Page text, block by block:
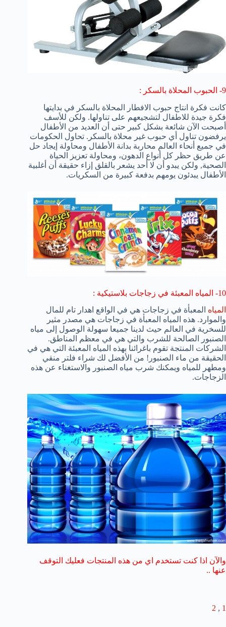
9- الحبوب المحلاة بالسكر :
كانت فكرة انتاج حبوب الافطار المحلاة بالسكر في بدايتها
فكرة جيدة للاطفال لتشجيعهم على تناولها. ولكن للأسف
أصبحت الآن شائعة بشكل كبير حتى أن العديد من الأطفال
يرفضون تناول أي حبوب غير محلاة بالسكر. تحاول الحكومات
في جميع أنحاء العالم محاربة بدانة الأطفال ومحاولة إيجاد حل
عن طريق حظر كل أنواع الدهون، ومحاولة تعزيز الحياة
الصحية, ولكن يبدو أن لا أحد يشعر بالقلق إزاء حقيقة أن أغلبية
الأطفال يبدئون يومهم بدفعة كبيرة من السكريات.
10- المياه المعبئة في زجاجات بلاستيكية :
المياه المعبأة في زجاجات هي في الواقع اهدار تام للمال
والموارد. هذه المياه المعبأة في زجاجات هي مصدر مثير
للسخرية في العالم حيث لدينا جميعا سهولة الوصول إلى مياه
الصنبور الصالحة للشرب والتي هي في معظم المناطق.
الشركات المنتجة تقوم باغرائنا بهذه المياه المعبئة التي هي في
الحقيقة من ماء الصنبور! من الأفضل لك شراء فلتر منقي
ومطهر للمياه ويمكنك شرب مياه الصنبور والاستغناء عن هذه
الزجاجات.
والآن اذا كنت تستخدم اي من هذه المنتجات فعليك التوقف
عنها ..
1
,
2